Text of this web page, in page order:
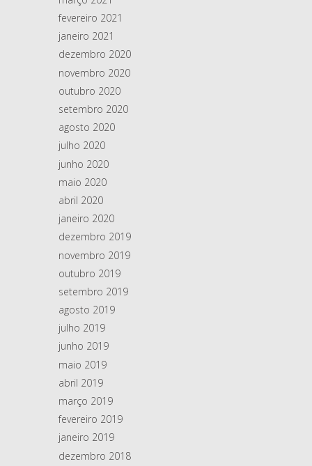
fevereiro 2021
janeiro 2021
dezembro 2020
novembro 2020
outubro 2020
setembro 2020
agosto 2020
julho 2020
junho 2020
maio 2020
abril 2020
janeiro 2020
dezembro 2019
novembro 2019
outubro 2019
setembro 2019
agosto 2019
julho 2019
junho 2019
maio 2019
abril 2019
março 2019
fevereiro 2019
janeiro 2019
dezembro 2018